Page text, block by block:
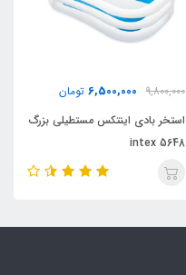
9,800,000
6,500,000 تومان
استخر بادی اینتکس مستطیلی بزرگ
intex 5648